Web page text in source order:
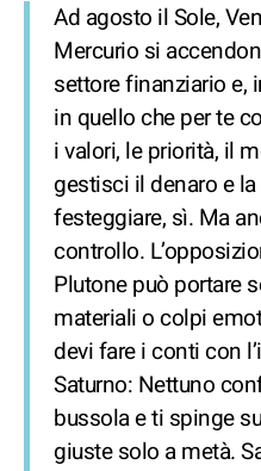
Ad agosto il Sole,
Mercurio si
settore finanziario e,
in quello che per te
i valori, le priorità, il
gestisci il denaro e
festeggiare, sì. Ma
controllo.
Plutone può portare
materiali o colpi
devi fare i conti con
Saturno: Nettuno
bussola e ti spinge
giuste solo a metà.